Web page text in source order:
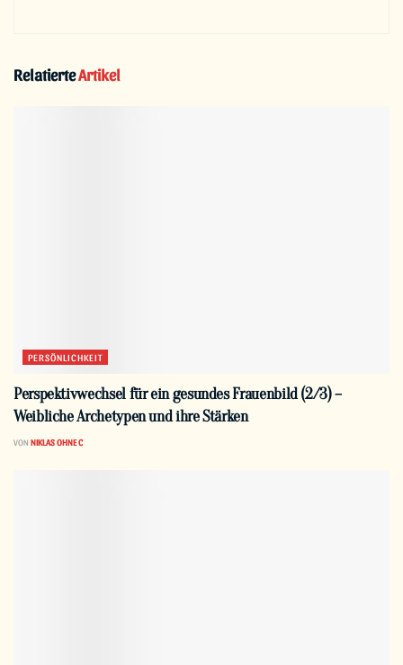
RelatierteArtikel
PERSÖNLICHKEIT
Perspektivwechsel für ein gesundes Frauenbild (2/3) –
Weibliche Archetypen und ihre Stärken
VON NIKLAS OHNE C